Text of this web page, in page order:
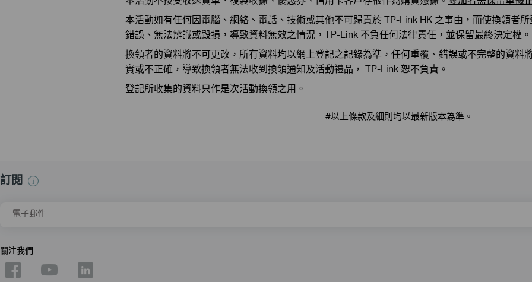
本活動如有任何因電腦、網絡、電話、技術或其他不可歸責於 TP-Link HK 之事由，而使換領者
錯誤、無法辨識或毀損，導致資料無效之情況，TP-Link 不負任何法律責任，並保留最終決定權。
換領者的資料將不可更改，所有資料均以網上登記之記錄為準，任何重覆、錯誤或不完整的資料
實或不正確，導致換領者無法收到換領通知及活動禮品， TP-Link 恕不負責。
登記所收集的資料只作是次活動換領之用。
#以上條款及細則均以最新版本為準。
訂閱
電子郵件
關注我們